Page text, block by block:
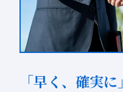
「早く、確実に」